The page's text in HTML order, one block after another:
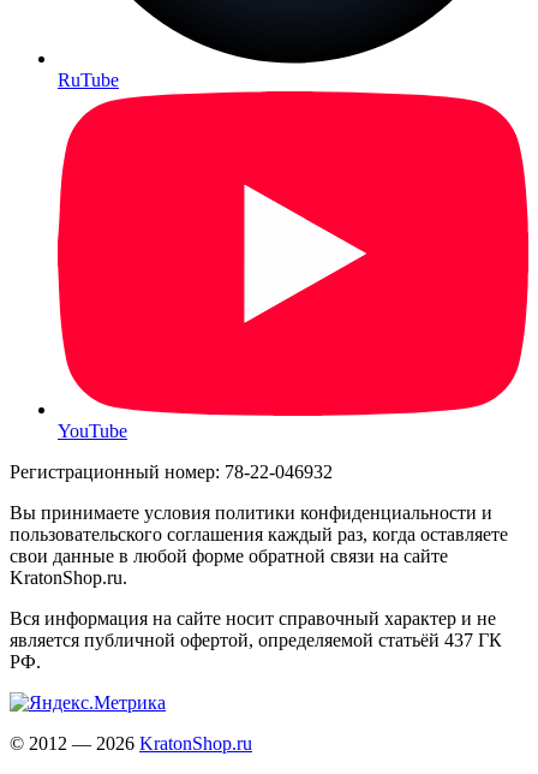
RuTube
YouTube
Регистрационный номер: 78-22-046932
Вы принимаете условия политики конфиденциальности и
пользовательского соглашения каждый раз, когда оставляете
свои данные в любой форме обратной связи на сайте
KratonShop.ru.
Вся информация на сайте носит справочный характер и не
является публичной офертой, определяемой статьёй 437 ГК
РФ.
© 2012 — 2026 KratonShop.ru